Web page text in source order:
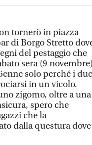
tornerò in piazza
di Borgo Stretto
del pestaggio che
sera (9
solo perché i due
in un vicolo.
zigomo, oltre a una
spero che
che la
dalla questura dove